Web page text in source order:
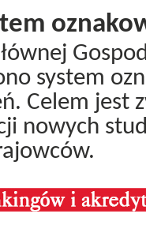
system
Celem jest
nowych